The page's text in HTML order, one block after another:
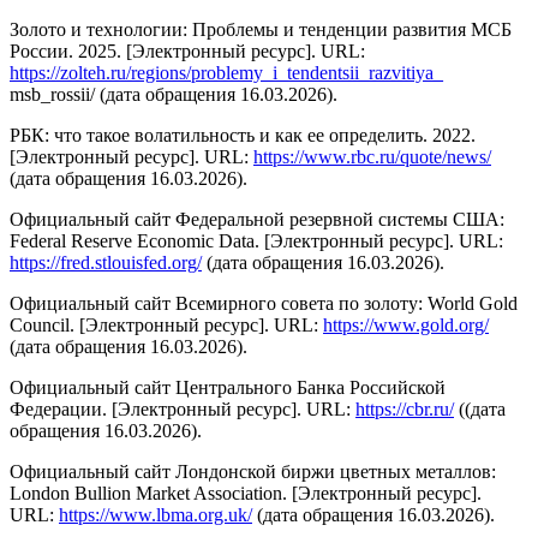
Золото и технологии: Проблемы и тенденции развития МСБ
России. 2025. [Электронный ресурс]. URL:
https://zolteh.ru/regions/problemy_i_tendentsii_razvitiya_
msb_rossii/ (дата обращения 16.03.2026).
РБК: что такое волатильность и как ее определить. 2022.
[Электронный ресурс]. URL: https://www.rbc.ru/quote/news/
(дата обращения 16.03.2026).
Официальный сайт Федеральной резервной системы США:
Federal Reserve Economic Data. [Электронный ресурс]. URL:
https://fred.stlouisfed.org/(дата обращения 16.03.2026).
Официальный сайт Всемирного совета по золоту: World Gold
Council. [Электронный ресурс]. URL: https://www.gold.org/
(дата обращения 16.03.2026).
Официальный сайт Центрального Банка Российской
Федерации. [Электронный ресурс]. URL: https://cbr.ru/((дата
обращения 16.03.2026).
Официальный сайт Лондонской биржи цветных металлов:
London Bullion Market Association. [Электронный ресурс].
URL: https://www.lbma.org.uk/(дата обращения 16.03.2026).